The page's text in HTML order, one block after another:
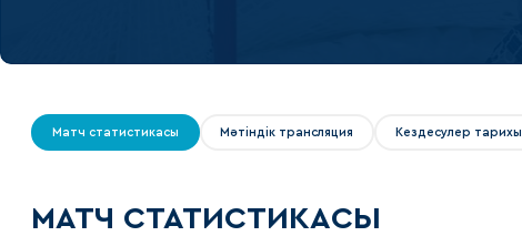
Матч статистикасы Мәтіндік трансляция Кездесулер тарихы
МАТЧ СТАТИСТИКАСЫ